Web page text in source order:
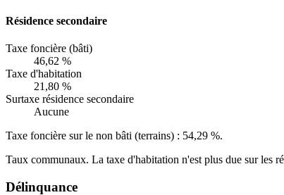
Résidence secondaire
Taxe foncière (bâti)
46,62 %
Taxe d'habitation
21,80 %
Surtaxe résidence secondaire
Aucune
Taxe foncière sur le non bâti (terrains) : 54,29 %.
Taux communaux. La taxe d'habitation n'est plus due sur les
Délinquance